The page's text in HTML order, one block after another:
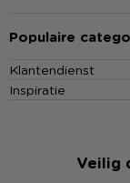
Populaire
Klantendienst
Inspiratie
Veilig